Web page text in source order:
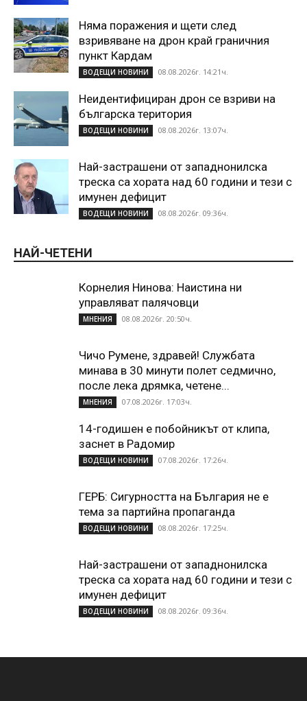
Няма поражения и щети след
взривяване на дрон край граничния
пункт Кардам
ВОДЕЩИ НОВИНИ 08.08.2026г. 14:21ч.
Неидентифициран дрон се взриви на
българска територия
ВОДЕЩИ НОВИНИ 08.08.2026г. 13:07ч.
Най-застрашени от западнонилска
треска са хората над 60 години и тези с
имунен дефицит
ВОДЕЩИ НОВИНИ 08.08.2026г. 09:36ч.
НАЙ-ЧЕТЕНИ
Корнелия Нинова: Наистина ни
управляват палячовци
МНЕНИЯ 08.08.2026г. 20:50ч.
Чичо Румене, здравей! Службата
минава в 30 минути полет седмично,
после лека дрямка, четене...
МНЕНИЯ 07.08.2026г. 17:03ч.
14-годишен е побойникът от клипа,
заснет в Радомир
ВОДЕЩИ НОВИНИ 07.08.2026г. 17:26ч.
ГЕРБ: Сигурността на България не е
тема за партийна пропаганда
ВОДЕЩИ НОВИНИ 08.08.2026г. 17:25ч.
Най-застрашени от западнонилска
треска са хората над 60 години и тези с
имунен дефицит
ВОДЕЩИ НОВИНИ 08.08.2026г. 09:36ч.